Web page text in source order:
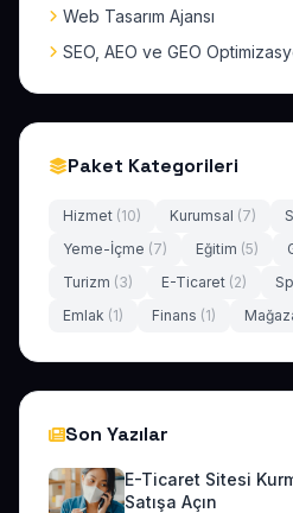
Web Tasarım Ajansı
SEO, AEO ve GEO
Paket Kategorileri
Hizmet (10) Kurumsal (7)
Yeme-İçme (7) Eğitim (5)
Turizm (3) E-Ticaret (2)
Emlak (1) Finans (1)
Son Yazılar
E-Ticaret Sitesi
Satışa Açın